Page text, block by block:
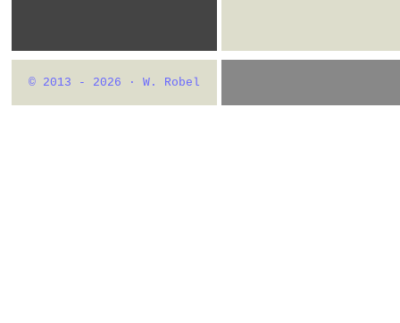
© 2013 - 2026 · W. Robel